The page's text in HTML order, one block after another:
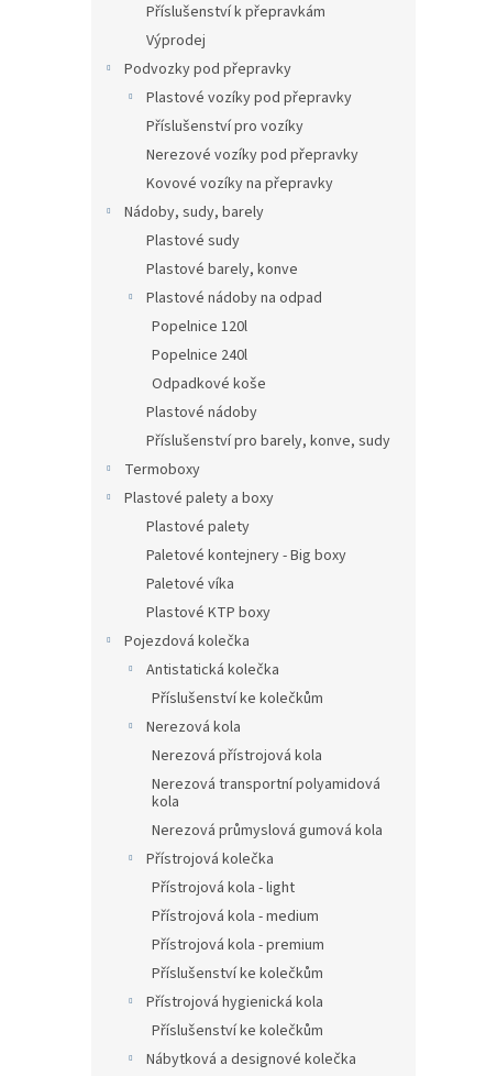
Příslušenství k přepravkám
Výprodej
Podvozky pod přepravky
Plastové vozíky pod přepravky
Příslušenství pro vozíky
Nerezové vozíky pod přepravky
Kovové vozíky na přepravky
Nádoby, sudy, barely
Plastové sudy
Plastové barely, konve
Plastové nádoby na odpad
Popelnice 120l
Popelnice 240l
Odpadkové koše
Plastové nádoby
Příslušenství pro barely, konve, sudy
Termoboxy
Plastové palety a boxy
Plastové palety
Paletové kontejnery - Big boxy
Paletové víka
Plastové KTP boxy
Pojezdová kolečka
Antistatická kolečka
Příslušenství ke kolečkům
Nerezová kola
Nerezová přístrojová kola
Nerezová transportní polyamidová
kola
Nerezová průmyslová gumová kola
Přístrojová kolečka
Přístrojová kola - light
Přístrojová kola - medium
Přístrojová kola - premium
Příslušenství ke kolečkům
Přístrojová hygienická kola
Příslušenství ke kolečkům
Nábytková a designové kolečka